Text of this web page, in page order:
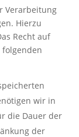
Verarbeitung
Hierzu
Recht auf
wir in
die Dauer der
der